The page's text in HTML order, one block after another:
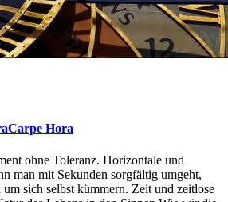
Carpe Hora
ohne Toleranz. Horizontale und
man mit Sekunden sorgfältig umgeht,
sich selbst kümmern. Zeit und zeitlose